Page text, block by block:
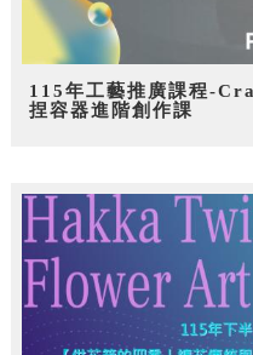
115年工藝推廣課程-
捏容器進階創作課